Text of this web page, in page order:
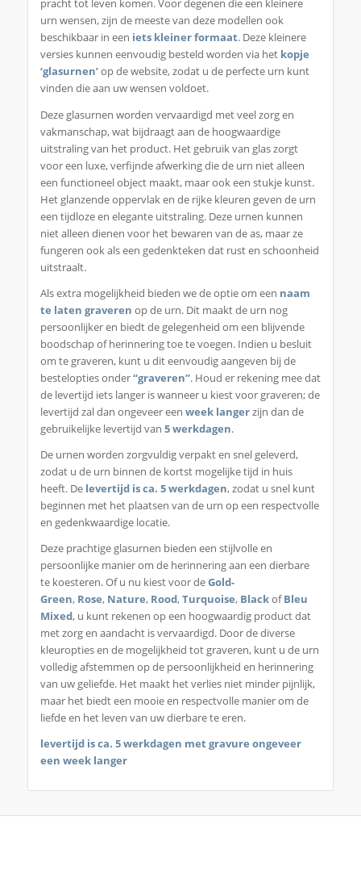
pracht tot leven komen. Voor degenen die een kleinere
urn wensen, zijn de meeste van deze modellen ook
beschikbaar in een iets kleiner formaat. Deze kleinere
versies kunnen eenvoudig besteld worden via het kopje
‘glasurnen’op de website, zodat u de perfecte urn kunt
vinden die aan uw wensen voldoet.
Deze glasurnen worden vervaardigd met veel zorg en
vakmanschap, wat bijdraagt aan de hoogwaardige
uitstraling van het product. Het gebruik van glas zorgt
voor een luxe, verfijnde afwerking die de urn niet alleen
een functioneel object maakt, maar ook een stukje kunst.
Het glanzende oppervlak en de rijke kleuren geven de urn
een tijdloze en elegante uitstraling. Deze urnen kunnen
niet alleen dienen voor het bewaren van de as, maar ze
fungeren ook als een gedenkteken dat rust en schoonheid
uitstraalt.
Als extra mogelijkheid bieden we de optie om een naam
te laten graveren op de urn. Dit maakt de urn nog
persoonlijker en biedt de gelegenheid om een blijvende
boodschap of herinnering toe te voegen. Indien u besluit
om te graveren, kunt u dit eenvoudig aangeven bij de
bestelopties onder“graveren”. Houd er rekening mee dat
de levertijd iets langer is wanneer u kiest voor graveren; de
levertijd zal dan ongeveer een week langerzijn dan de
gebruikelijke levertijd van 5 werkdagen.
De urnen worden zorgvuldig verpakt en snel geleverd,
zodat u de urn binnen de kortst mogelijke tijd in huis
heeft. De levertijd is ca. 5 werkdagen, zodat u snel kunt
beginnen met het plaatsen van de urn op een respectvolle
en gedenkwaardige locatie.
Deze prachtige glasurnen bieden een stijlvolle en
persoonlijke manier om de herinnering aan een dierbare
te koesteren. Of u nu kiest voor deGold-
Green, Rose, Nature, Rood,Turquoise, BlackofBleu
Mixed, u kunt rekenen op een hoogwaardig product dat
met zorg en aandacht is vervaardigd. Door de diverse
kleuropties en de mogelijkheid tot graveren, kunt u de urn
volledig afstemmen op de persoonlijkheid en herinnering
van uw geliefde. Het maakt het verlies niet minder pijnlijk,
maar het biedt een mooie en respectvolle manier om de
liefde en het leven van uw dierbare te eren.
levertijd is ca. 5 werkdagen met gravure ongeveer
een week langer